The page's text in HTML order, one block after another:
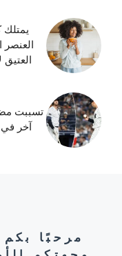
يمتلك
تسببت
آخر في
مرحبًا بكم